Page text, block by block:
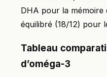
DHA pour la
équilibré (18/12) pour
Tableau
d’oméga-3